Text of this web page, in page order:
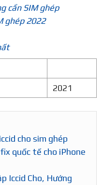
cần SIM ghép
ghép 2022
2021
cho sim ghép
quốc tế cho iPhone
Iccid Cho, Hướng